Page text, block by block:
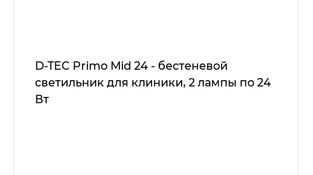
D-TEC Primo Mid 24 - бестеневой
светильник для клиники, 2 лампы по 24
Вт